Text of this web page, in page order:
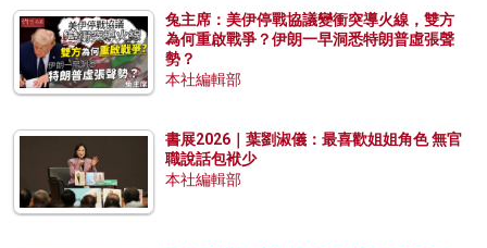
兔主席：美伊停戰協議變衝突導火線，雙方
為何重啟戰爭？伊朗一早洞悉特朗普虛張聲
勢？
本社編輯部
書展2026｜葉劉淑儀：最喜歡姐姐角色 無官
職說話包袱少
本社編輯部